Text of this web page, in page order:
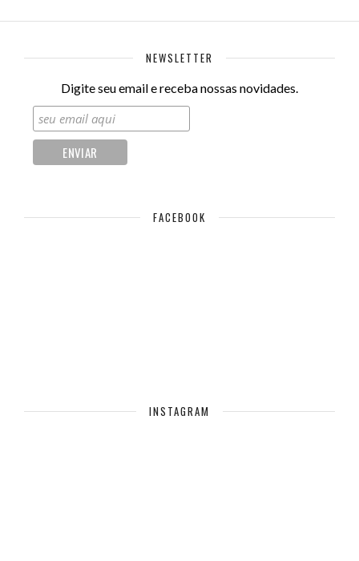
NEWSLETTER
Digite seu email e receba nossas novidades.
FACEBOOK
INSTAGRAM